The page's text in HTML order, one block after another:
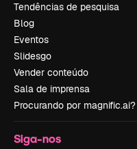
Tendências de pesquisa
Blog
Eventos
Slidesgo
Vender conteúdo
Sala de imprensa
Procurando por magnific.ai?
Siga-nos